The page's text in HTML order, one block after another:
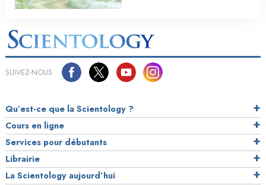
SUIVEZ-NOUS
Qu’est-ce que la Scientology ?
Cours en ligne
Services pour débutants
Librairie
La Scientology aujourd’hui